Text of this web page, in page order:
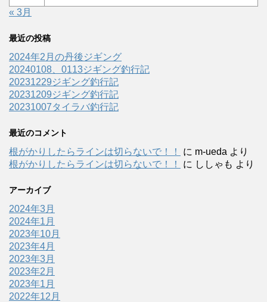
« 3月
最近の投稿
2024年2月の丹後ジギング
20240108、0113ジギング釣行記
20231229ジギング釣行記
20231209ジギング釣行記
20231007タイラバ釣行記
最近のコメント
根がかりしたらラインは切らないで！！ に m-ueda より
根がかりしたらラインは切らないで！！
に ししゃも より
アーカイブ
2024年3月
2024年1月
2023年10月
2023年4月
2023年3月
2023年2月
2023年1月
2022年12月